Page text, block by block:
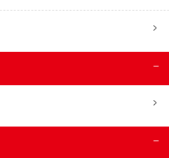
−
−